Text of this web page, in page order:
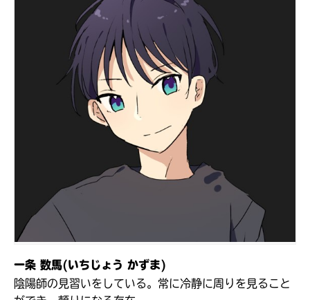
みんなの絵が
見られる
ギャラリー
一条 数馬(いちじょう かずま)
陰陽師の見習いをしている。常に冷静に周りを見ること